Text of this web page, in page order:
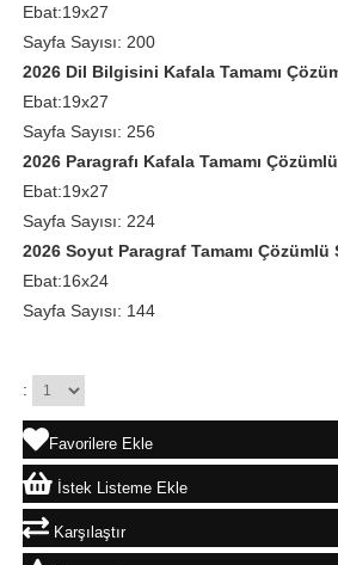
Ebat:19x27
Sayfa Sayısı: 200
2026 Dil Bilgisini Kafala Tamamı
Ebat:19x27
Sayfa Sayısı: 256
2026 Paragrafı Kafala Tamamı
Ebat:19x27
Sayfa Sayısı: 224
2026 Soyut Paragraf Tamamı Çözümlü
Ebat:16x24
Sayfa Sayısı: 144
:
Favorilere Ekle
İstek Listeme Ekle
Karşılaştır